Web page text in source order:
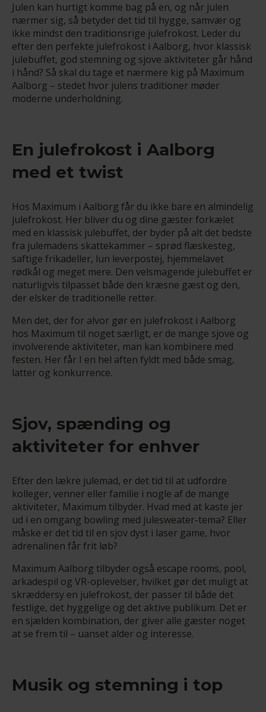
Julen kan hurtigt komme bag på en, og når julen
nærmer sig, så betyder det tid til hygge, samvær og
ikke mindst den traditionsrige julefrokost. Leder du
efter den perfekte julefrokost i Aalborg, hvor klassisk
julebuffet, god stemning og sjove aktiviteter går hånd
i hånd? Så skal du tage et nærmere kig på Maximum
Aalborg – stedet hvor julens traditioner møder
moderne underholdning.
En julefrokost i Aalborg
med et twist
Hos Maximum i Aalborg får du ikke bare en almindelig
julefrokost. Her bliver du og dine gæster forkælet
med en klassisk julebuffet, der byder på alt det bedste
fra julemadens skattekammer – sprød flæskesteg,
saftige frikadeller, lun leverpostej, hjemmelavet
rødkål og meget mere. Den velsmagende julebuffet er
naturligvis tilpasset både den kræsne gæst og den,
der elsker de traditionelle retter.
Men det, der for alvor gør en julefrokost i Aalborg
hos Maximum til noget særligt, er de mange sjove og
involverende aktiviteter, man kan kombinere med
festen. Her får I en hel aften fyldt med både smag,
latter og konkurrence.
Sjov, spænding og
aktiviteter for enhver
Efter den lækre julemad, er det tid til at udfordre
kolleger, venner eller familie i nogle af de mange
aktiviteter, Maximum tilbyder. Hvad med at kaste jer
ud i en omgang bowling med julesweater-tema? Eller
måske er det tid til en sjov dyst i laser game, hvor
adrenalinen får frit løb?
Maximum Aalborg tilbyder også escape rooms, pool,
arkadespil og VR-oplevelser, hvilket gør det muligt at
skræddersy en julefrokost, der passer til både det
festlige, det hyggelige og det aktive publikum. Det er
en sjælden kombination, der giver alle gæster noget
at se frem til – uanset alder og interesse.
Musik og stemning i top